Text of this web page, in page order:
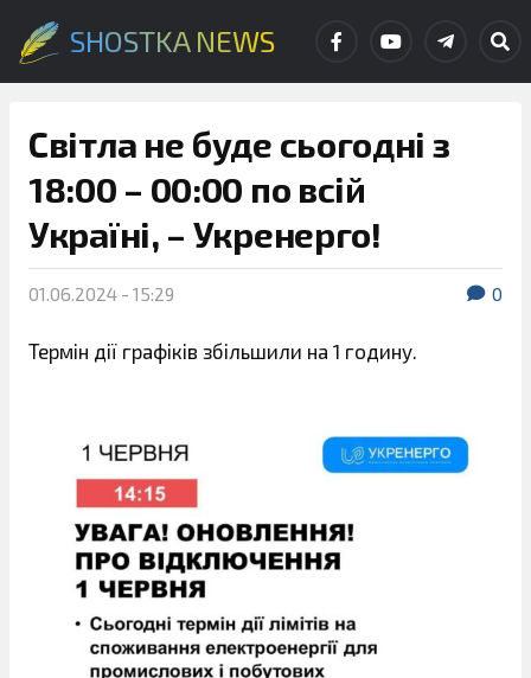
SHOSTKA NEWS
Світла не буде сьогодні з
18:00 – 00:00 по всій
Україні, – Укренерго!
01.06.2024 - 15:29 0
Термін дії графіків збільшили на 1 годину.